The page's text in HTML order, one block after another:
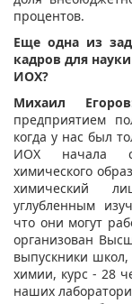
процентов.
Еще одна из
кадров для
ИОХ?
Михаил
предприятием
когда у нас был
ИОХ начала
химического
химический
углубленным
что они могут
организован
выпускники
химии, курс - 28
наших